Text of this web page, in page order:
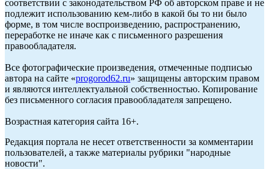
соответствии с законодательством РФ об авторском праве и не
подлежит использованию кем-либо в какой бы то ни было
форме, в том числе воспроизведению, распространению,
переработке не иначе как с письменного разрешения
правообладателя.
Все фотографические произведения, отмеченные подписью
автора на сайте «progorod62.ru» защищены авторским правом
и являются интеллектуальной собственностью. Копирование
без письменного согласия правообладателя запрещено.
Возрастная категория сайта 16+.
Редакция портала не несет ответственности за комментарии
пользователей, а также материалы рубрики "народные
новости".